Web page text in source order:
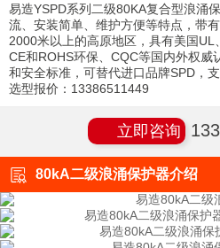
易造YSPD系列二级80KA复合型浪涌
流、安装简单、维护方便等特点，带
2000米以上的高原地区，具有美国
CE和ROHS环保、CQC等国内外权威
和安全标准，可替代进口品牌SPD，
选型报价：13386511449
立即咨询
80kA二级浪涌保护器介绍